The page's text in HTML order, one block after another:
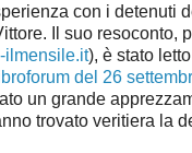
con i detenuti
Il suo resoconto,
ilmensile.it), è stato
del 26
un grande
trovato veritiera la